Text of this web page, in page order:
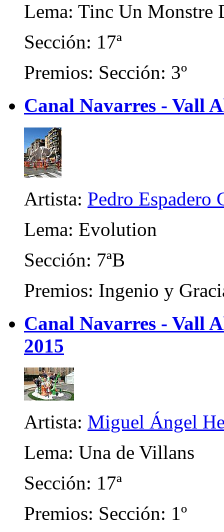
Lema: Tinc Un Monstre
Sección: 17ª
Premios: Sección: 3º
Canal Navarres - Vall
Artista: Pedro Espadero
Lema: Evolution
Sección: 7ªB
Premios: Ingenio y
Canal Navarres - Vall
2015
Artista: Miguel Ángel
Lema: Una de Villans
Sección: 17ª
Premios: Sección: 1º